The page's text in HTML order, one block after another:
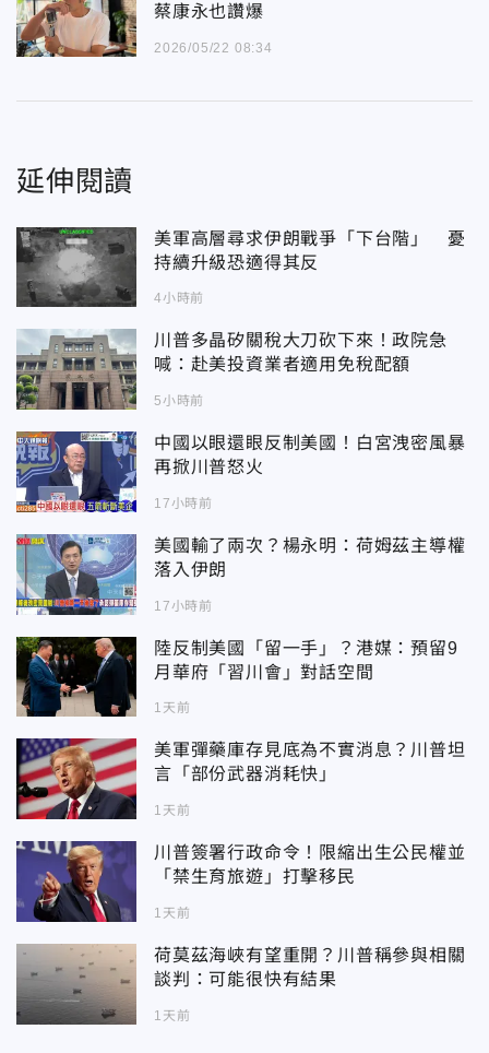
蔡康永也讚爆
2026/05/22 08:34
延伸閱讀
美軍高層尋求伊朗戰爭「下台階」 憂
持續升級恐適得其反
4小時前
川普多晶矽關稅大刀砍下來！政院急
喊：赴美投資業者適用免稅配額
5小時前
中國以眼還眼反制美國！白宮洩密風暴
再掀川普怒火
17小時前
美國輸了兩次？楊永明：荷姆茲主導權
落入伊朗
17小時前
陸反制美國「留一手」？港媒：預留9
月華府「習川會」對話空間
1天前
美軍彈藥庫存見底為不實消息？川普坦
言「部份武器消耗快」
1天前
川普簽署行政命令！限縮出生公民權並
「禁生育旅遊」打擊移民
1天前
荷莫茲海峽有望重開？川普稱參與相關
談判：可能很快有結果
1天前